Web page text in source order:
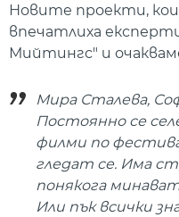
Новите проекти,
впечатлиха
Мийтингс" и
Мира Сталева,
Постоянно се
филми по
гледат се. Има
понякога
Или пък всички